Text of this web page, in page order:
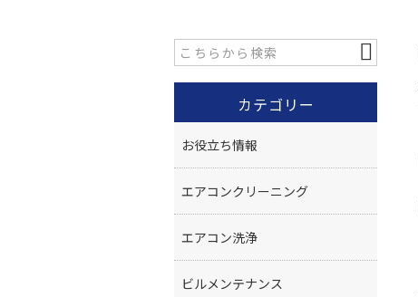
カテゴリー
お役立ち情報
エアコンクリーニング
エアコン洗浄
ビルメンテナンス